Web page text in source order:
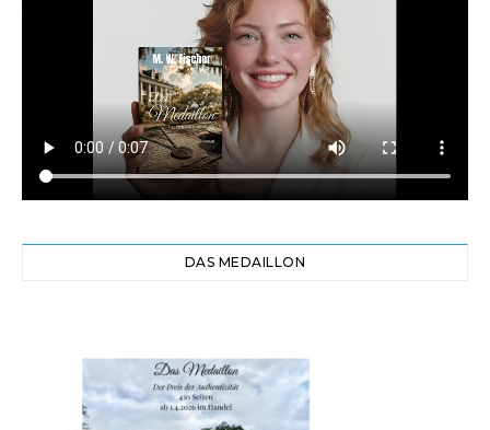
DAS MEDAILLON